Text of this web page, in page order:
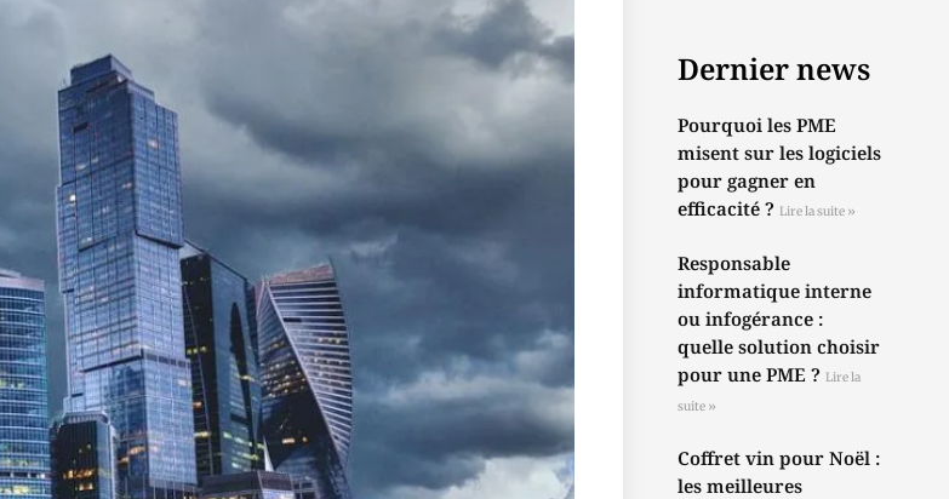
Dernier news
Pourquoi les PME
misent sur les logiciels
pour gagner en
efficacité ?Lire la suite »
Responsable
informatique interne
ou infogérance :
quelle solution choisir
pour une PME ?Lire la
suite »
Coffret vin pour Noël :
les meilleures